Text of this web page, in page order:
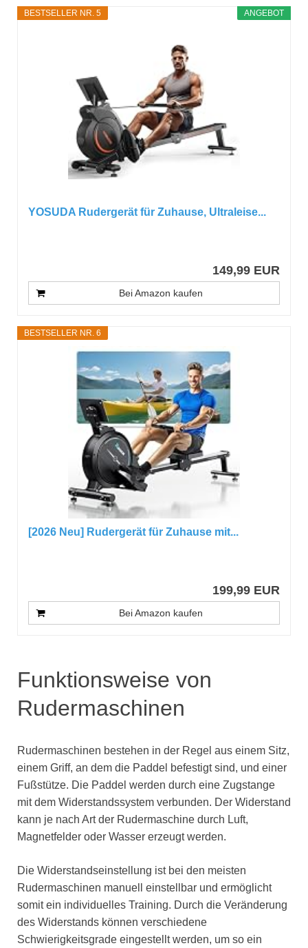
ANGEBOT
BESTSELLER NR. 5
YOSUDA Rudergerät für Zuhause, Ultraleise...
149,99 EUR
Bei Amazon kaufen
BESTSELLER NR. 6
[2026 Neu] Rudergerät für Zuhause mit...
199,99 EUR
Bei Amazon kaufen
Funktionsweise von
Rudermaschinen
Rudermaschinen bestehen in der Regel aus einem Sitz,
einem Griff, an dem die Paddel befestigt sind, und einer
Fußstütze. Die Paddel werden durch eine Zugstange
mit dem Widerstandssystem verbunden. Der Widerstand
kann je nach Art der Rudermaschine durch Luft,
Magnetfelder oder Wasser erzeugt werden.
Die Widerstandseinstellung ist bei den meisten
Rudermaschinen manuell einstellbar und ermöglicht
somit ein individuelles Training. Durch die Veränderung
des Widerstands können verschiedene
Schwierigkeitsgrade eingestellt werden, um so ein